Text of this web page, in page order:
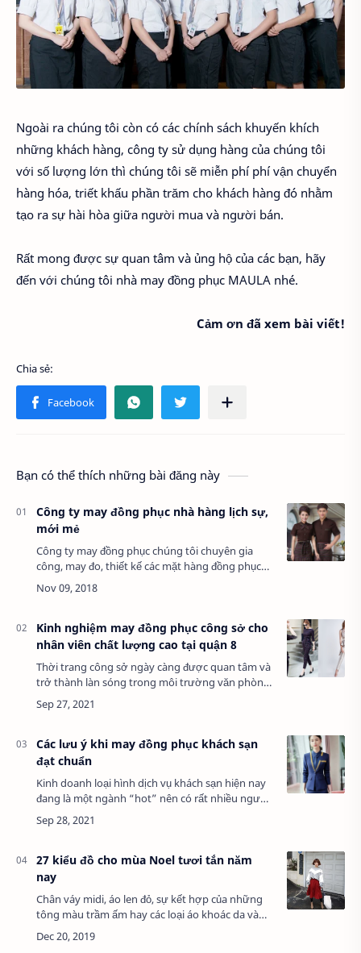
Ngoài ra chúng tôi còn có các chính sách khuyến khích
những khách hàng, công ty sử dụng hàng của chúng tôi
với số lượng lớn thì chúng tôi sẽ miễn phí phí vận chuyển
hàng hóa, triết khấu phần trăm cho khách hàng đó nhằm
tạo ra sự hài hòa giữa người mua và người bán.
Rất mong được sự quan tâm và ủng hộ của các bạn, hãy
đến với chúng tôi nhà may đồng phục MAULA nhé.
Cảm ơn đã xem bài viết!
Bạn có thể thích những bài đăng này
Công ty may đồng phục nhà hàng lịch sự,
mới mẻ
Công ty may đồng phục chúng tôi chuyên gia
công, may đo, thiết kế các mặt hàng đồng phục
trong đó đồng phục nhà hàng lịch sự, mới mẻ
được chúng tôi đặc biệt chú trọng. Quý khách
Kinh nghiệm may đồng phục công sở cho
nhân viên chất lượng cao tại quận 8
Thời trang công sở ngày càng được quan tâm và
trở thành làn sóng trong môi trường văn phòng.
Tiện ích của bộ đồng phục đem lại là không thể
phủ nhận, từ việc ngại mặc đồng phục, dầ…
Các lưu ý khi may đồng phục khách sạn
đạt chuẩn
Kinh doanh loại hình dịch vụ khách sạn hiện nay
đang là một ngành “hot” nên có rất nhiều người
đã đầu tư vào loại hình kinh doanh này. Giữa thị
trường cạnh tranh đầy khốc liệt như …
27 kiểu đồ cho mùa Noel tươi tắn năm
nay
Chân váy midi, áo len đỏ, sự kết hợp của những
tông màu trầm ấm hay các loại áo khoác da và
bomber được xem là sự kết hợp độc đáo cho
những bạn chưa biết mặc gì đi chơi noel…